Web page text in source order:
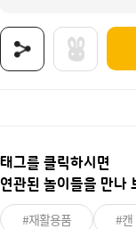
태그를 클릭하시면
연관된 놀이들을 만나
#재활용품 #캔